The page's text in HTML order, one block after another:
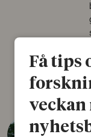
Få tips
veckan